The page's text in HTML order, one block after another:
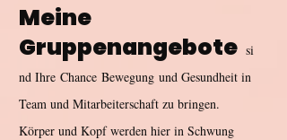
Meine
Gruppenangebote si
nd Ihre Chance Bewegung und Gesundheit in
Team und Mitarbeiterschaft zu bringen.
Körper und Kopf werden hier in Schwung